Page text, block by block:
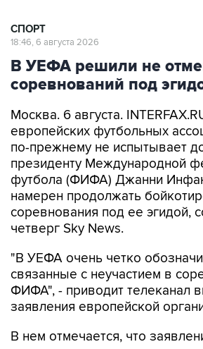
СПОРТ
18:46, 6 августа 2026
В УЕФА решили не
соревнований под
Москва. 6 августа.
европейских футбольных
по-прежнему не испытывает
президенту Международной
футбола (ФИФА) Джанни
намерен продолжать
соревнования под ее эгидой,
четверг Sky News.
"В УЕФА очень четко
связанные с неучастием в
ФИФА", - приводит телеканал
заявления европейской
В нем отмечается, что